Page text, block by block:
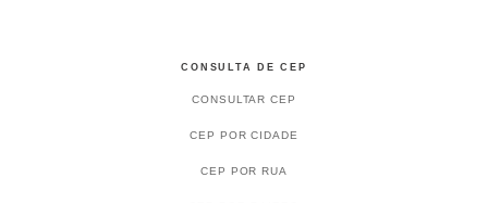
CONSULTA DE CEP
CONSULTAR CEP
CEP POR CIDADE
CEP POR RUA